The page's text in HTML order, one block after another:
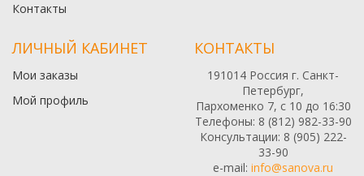
Контакты
ЛИЧНЫЙ КАБИНЕТ
Мои заказы
Мой профиль
КОНТАКТЫ
191014 Россия г. Санкт-
Петербург,
Пархоменко 7, с 10 до 16:30
Телефоны: 8 (812) 982-33-90
Консультации: 8 (905) 222-
33-90
e-mail: info@sanova.ru